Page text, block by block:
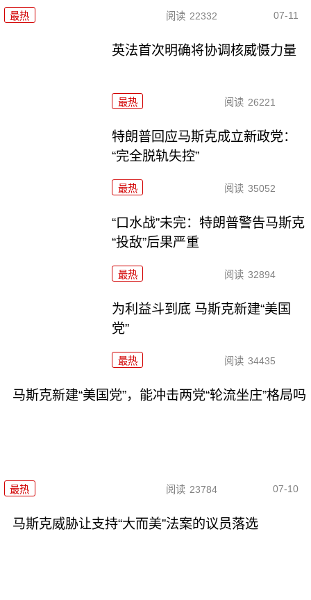
最热 阅读 22332 07-11
英法首次明确将协调核威慑力量
最热 阅读 26221
特朗普回应马斯克成立新政党：
“完全脱轨失控”
最热 阅读 35052
“口水战”未完：特朗普警告马斯克
“投敌”后果严重
最热 阅读 32894
为利益斗到底 马斯克新建“美国
党”
最热 阅读 34435
马斯克新建“美国党”，能冲击两党“轮流坐庄”格局吗
最热 阅读 23784 07-10
马斯克威胁让支持“大而美”法案的议员落选